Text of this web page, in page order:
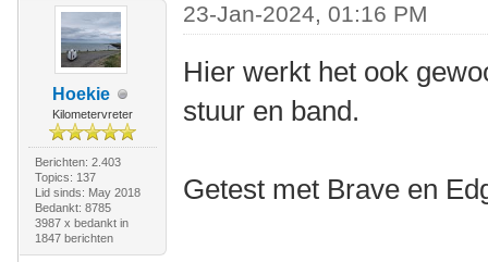
Hoekie
Kilometervreter
Berichten: 2.403
Topics: 137
Lid sinds: May 2018
Bedankt: 8785
3987 x bedankt in
1847 berichten
23-Jan-2024, 01:16 PM
Hier werkt het ook
stuur en band.
Getest met Brave en